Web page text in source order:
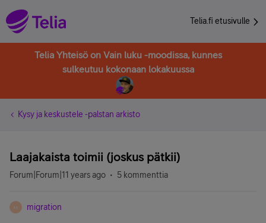
Telia.fi etusivulle
Telia Yhteisö on Vain luku -moodissa, kunnes
sulkeutuu kokonaan lokakuussa
Kysy ja keskustele -palstan arkisto
Laajakaista toimii (joskus pätkii)
Forum|Forum|11 years ago 5 kommenttia
M migration